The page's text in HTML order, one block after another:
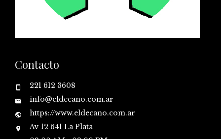
Contacto
221 612 3608
info@eldecano.com.ar
https://www.eldecano.com.ar
Av 12 641 La Plata